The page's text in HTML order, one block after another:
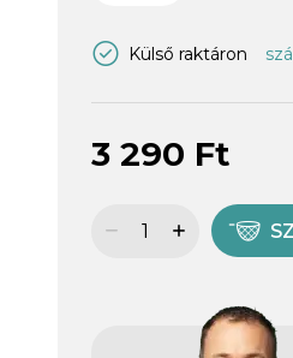
Külső raktáron
3 290 Ft